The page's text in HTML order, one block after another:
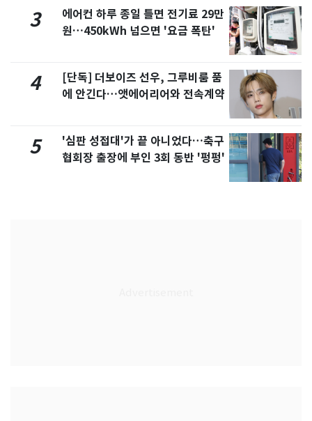
3
에어컨 하루 종일 틀면 전기료 29만
원…450kWh 넘으면 '요금 폭탄'
4
[단독] 더보이즈 선우, 그루비룸 품
에 안긴다…앳에어리어와 전속계약
5
'심판 성접대'가 끝 아니었다…축구
협회장 출장에 부인 3회 동반 '펑펑'